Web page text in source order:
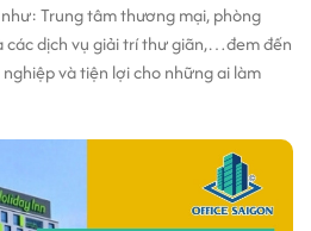
Trung tâm thương mại, phòng
các dịch vụ giải trí thư giãn,…đem đến
và tiện lợi cho những ai làm